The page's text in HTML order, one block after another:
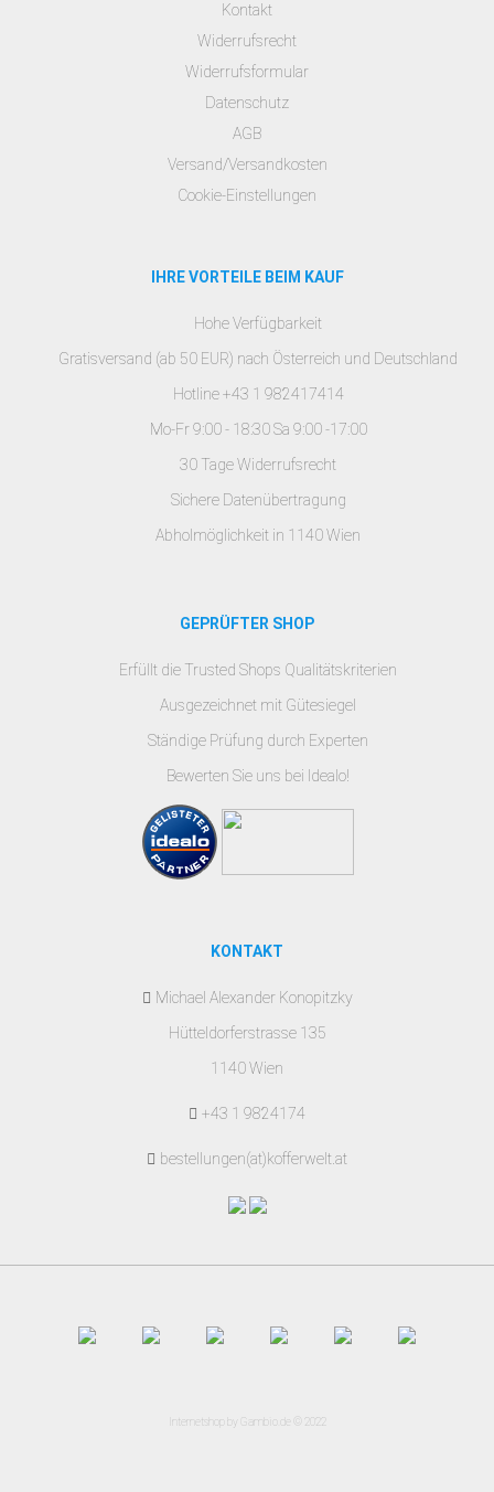
Kontakt
Widerrufsrecht
Widerrufsformular
Datenschutz
AGB
Versand/Versandkosten
Cookie-Einstellungen
IHRE VORTEILE BEIM KAUF
Hohe Verfügbarkeit
Gratisversand (ab 50 EUR) nach Österreich und Deutschland
Hotline +43 1 982417414
Mo-Fr 9:00 - 18:30 Sa 9:00 -17:00
30 Tage Widerrufsrecht
Sichere Datenübertragung
Abholmöglichkeit in 1140 Wien
GEPRÜFTER SHOP
Erfüllt die Trusted Shops Qualitätskriterien
Ausgezeichnet mit Gütesiegel
Ständige Prüfung durch Experten
Bewerten Sie uns bei Idealo!
KONTAKT
Michael Alexander Konopitzky
Hütteldorferstrasse 135
1140 Wien
+43 1 9824174
bestellungen(at)kofferwelt.at
Internetshop by Gambio.de © 2022